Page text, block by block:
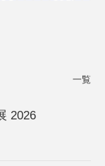
一覧
2026